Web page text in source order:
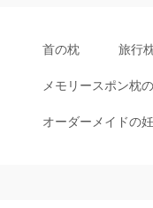
首の枕 旅行
メモリースポン枕
オーダーメイドの